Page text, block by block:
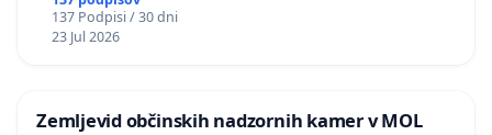
REPUBLIKE SLOVENIJE V MOSKVI
137 Podpisi / 30 dni
23 Jul 2026
Zemljevid občinskih nadzornih kamer v MOL